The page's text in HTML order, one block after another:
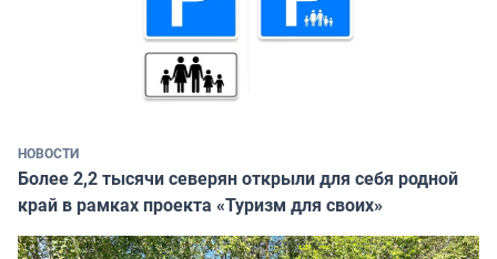
НОВОСТИ
Более 2,2 тысячи северян открыли для себя родной
край в рамках проекта «Туризм для своих»